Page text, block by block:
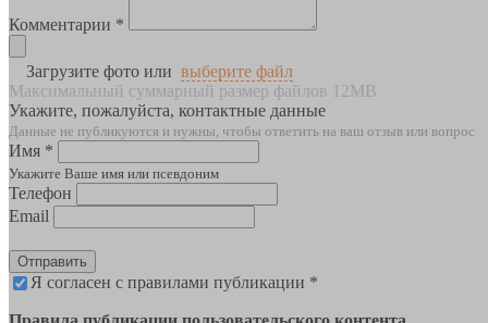
Комментарии *
Загрузите фото или выберите файл
Максимальный суммарный размер файлов 12MB
Укажите, пожалуйста, контактные данные
Данные не публикуются и нужны, чтобы ответить на ваш отзыв или вопрос
Имя *
Укажите Ваше имя или псевдоним
Телефон
Email
Отправить
Я согласен с правилами публикации *